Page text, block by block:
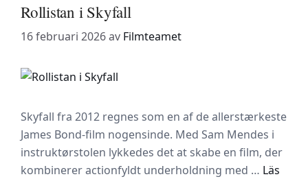
Rollistan i Skyfall
16 februari 2026av Filmteamet
Skyfall fra 2012 regnes som en af de allerstærkeste
James Bond-film nogensinde. Med Sam Mendes i
instruktørstolen lykkedes det at skabe en film, der
kombinerer actionfyldt underholdning med … Läs